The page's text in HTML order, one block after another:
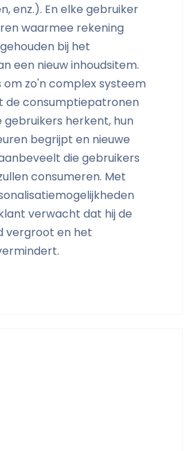
enz.). En elke gebruiker
waarmee rekening
bij het
een nieuw inhoudsitem.
om zo'n complex systeem
de consumptiepatronen
gebruikers herkent, hun
begrijpt en nieuwe
die gebruikers
consumeren. Met
verwacht dat hij de
vergroot en het